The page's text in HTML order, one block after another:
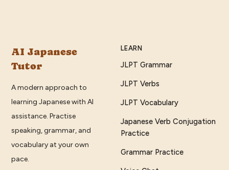
AI Japanese
Tutor
A modern approach to
learning Japanese with AI
assistance. Practise
speaking, grammar, and
vocabulary at your own
pace.
LEARN
JLPT Grammar
JLPT Verbs
JLPT Vocabulary
Japanese Verb Conjugation
Practice
Grammar Practice